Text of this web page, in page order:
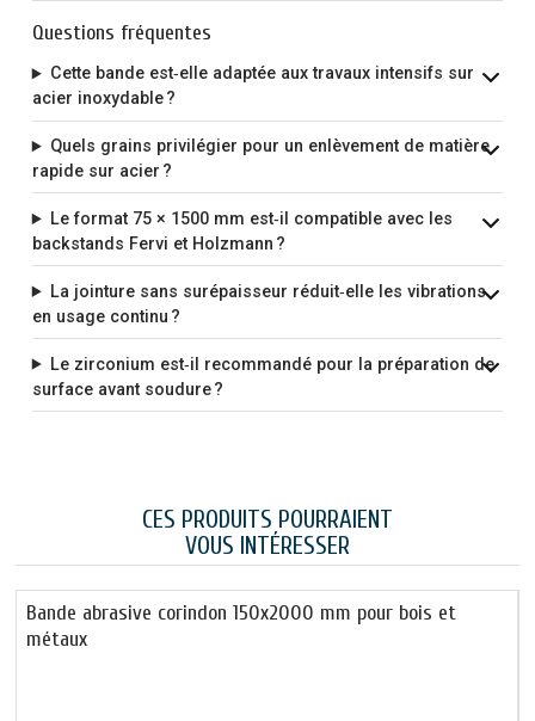
Questions fréquentes
Cette bande est‑elle adaptée aux travaux intensifs sur
acier inoxydable ?
Quels grains privilégier pour un enlèvement de matière
rapide sur acier ?
Le format 75 × 1500 mm est‑il compatible avec les
backstands Fervi et Holzmann ?
La jointure sans surépaisseur réduit‑elle les vibrations
en usage continu ?
Le zirconium est‑il recommandé pour la préparation de
surface avant soudure ?
CES PRODUITS POURRAIENT
VOUS INTÉRESSER
Bande abrasive corindon 150x2000 mm pour bois et
métaux